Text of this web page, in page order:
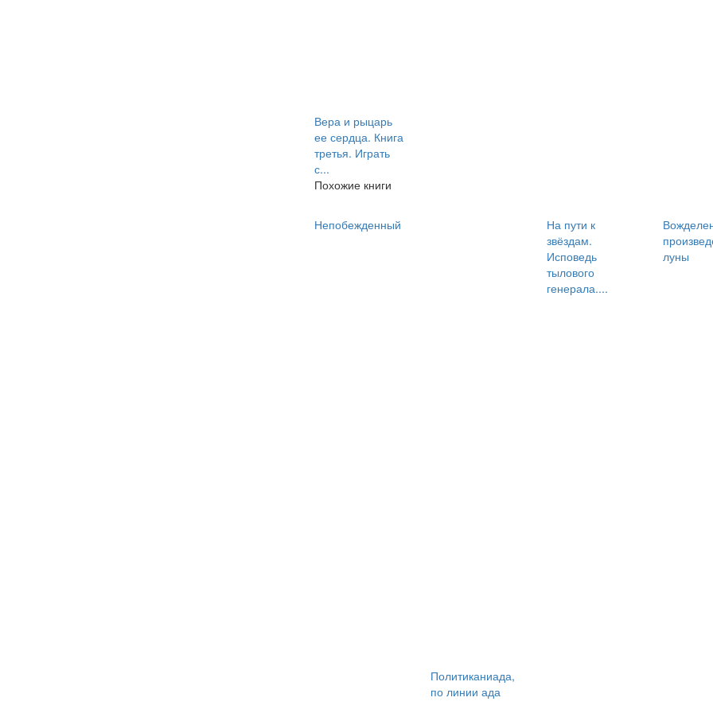
Вера и рыцарь
ее сердца. Книга
третья. Играть
с...
Похожие книги
Непобежденный
Политиканиада,
по линии ада
На пути к
звёздам.
Исповедь
тылового
генерала....
луны